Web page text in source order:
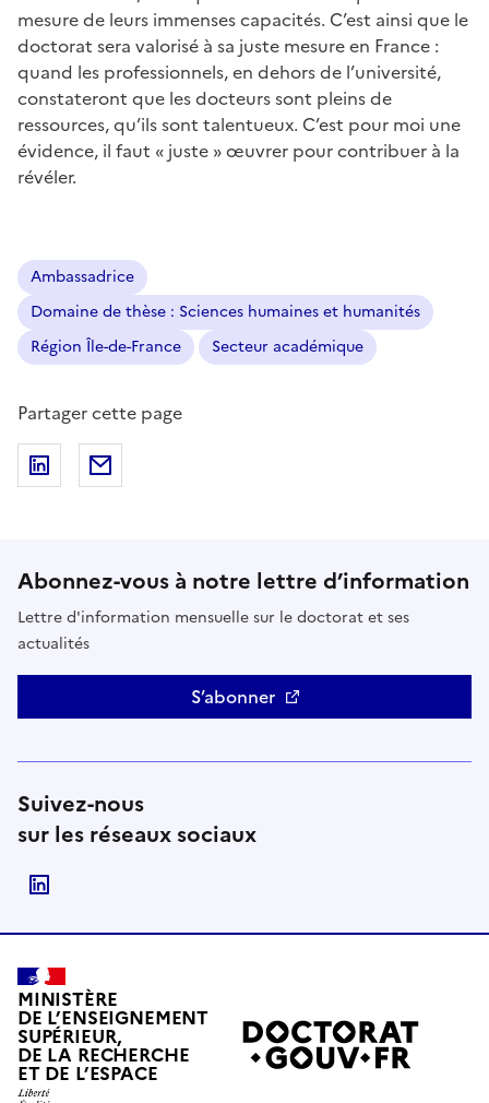
mesure de leurs immenses capacités. C’est ainsi que le
doctorat sera valorisé à sa juste mesure en France :
quand les professionnels, en dehors de l’université,
constateront que les docteurs sont pleins de
ressources, qu’ils sont talentueux. C’est pour moi une
évidence, il faut « juste » œuvrer pour contribuer à la
révéler.
Ambassadrice
Domaine de thèse : Sciences humaines et humanités
Région Île-de-France
Secteur académique
Partager cette page
Partager sur LinkedIn
Abonnez-vous à notre lettre d’information
Lettre d'information mensuelle sur le doctorat et ses
actualités
S’abonner
Suivez-nous
sur les réseaux sociaux
MINISTÈRE
DE L’ENSEIGNEMENT
SUPÉRIEUR,
DE LA RECHERCHE
ET DE L’ESPACE